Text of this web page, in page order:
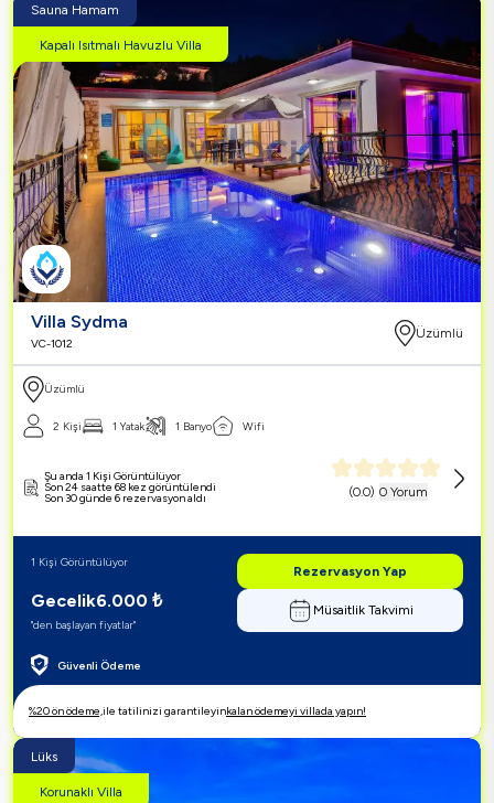
Sauna Hamam
Kapalı Isıtmalı Havuzlu Villa
Villa Sydma
VC-1012
Üzümlü
Üzümlü
2 Kişi 1 Yatak 1 Banyo Wifi
(0.0) 0 Yorum
Şu anda 1 Kişi Görüntülüyor
Son 24 saatte 68 kez görüntülendi
Son 30 günde 6 rezervasyon aldı
Güvenli Ödeme
Gecelik6.000 ₺
"den başlayan fiyatlar"
1 Kişi Görüntülüyor
Rezervasyon Yap
Müsaitlik Takvimi
%20 ön ödeme,ile tatilinizi garantileyinkalan ödemeyi villada yapın!
Lüks
Korunaklı Villa